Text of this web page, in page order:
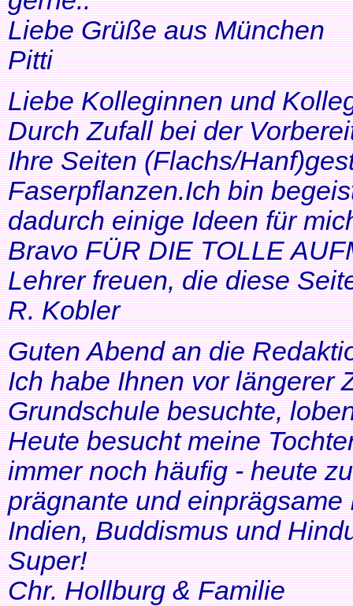
Liebe Grüße aus München
Pitti
Liebe Kolleginnen und
Durch Zufall bei der
Ihre Seiten (Flachs/
Faserpflanzen.Ich bin
dadurch einige Ideen für
Bravo FÜR DIE TOLLE
Lehrer freuen, die diese
R. Kobler
Guten Abend an die
Ich habe Ihnen vor längerer
Grundschule besuchte,
Heute besucht meine
immer noch häufig - heute
prägnante und
Indien, Buddismus und
Super!
Chr. Hollburg & Familie